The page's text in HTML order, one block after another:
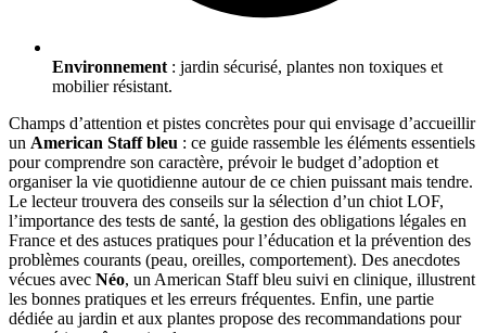
Environnement : jardin sécurisé, plantes non toxiques et
mobilier résistant.
Champs d’attention et pistes concrètes pour qui envisage d’accueillir
un American Staff bleu : ce guide rassemble les éléments essentiels
pour comprendre son caractère, prévoir le budget d’adoption et
organiser la vie quotidienne autour de ce chien puissant mais tendre.
Le lecteur trouvera des conseils sur la sélection d’un chiot LOF,
l’importance des tests de santé, la gestion des obligations légales en
France et des astuces pratiques pour l’éducation et la prévention des
problèmes courants (peau, oreilles, comportement). Des anecdotes
vécues avec Néo, un American Staff bleu suivi en clinique, illustrent
les bonnes pratiques et les erreurs fréquentes. Enfin, une partie
dédiée au jardin et aux plantes propose des recommandations pour